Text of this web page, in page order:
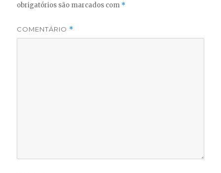
obrigatórios são marcados com *
COMENTÁRIO *